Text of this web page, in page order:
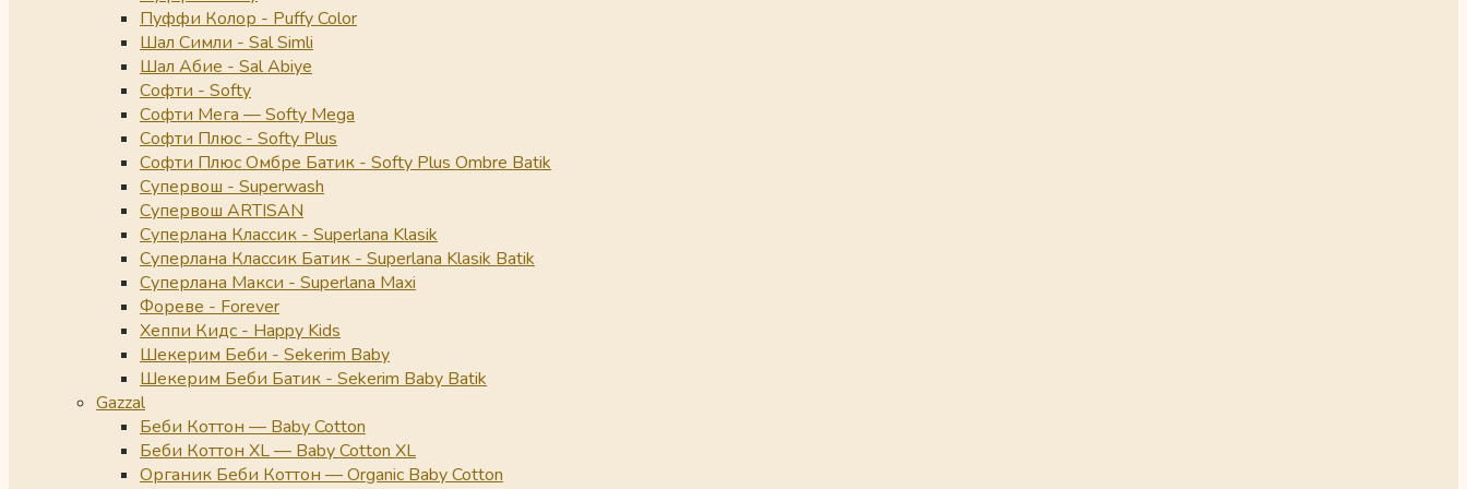
Пуффи Колор - Puffy Color
Шал Симли - Sal Simli
Шал Абие - Sal Abiye
Софти - Softy
Софти Мега — Softy Mega
Софти Плюс - Softy Plus
Софти Плюс Омбре Батик - Softy Plus Ombre Batik
Супервош - Superwash
Супервош ARTISAN
Суперлана Классик - Superlana Klasik
Суперлана Классик Батик - Superlana Klasik Batik
Суперлана Макси - Superlana Maxi
Фореве - Forever
Хеппи Кидс - Happy Kids
Шекерим Беби - Sekerim Baby
Шекерим Беби Батик - Sekerim Baby Batik
Gazzal
Беби Коттон — Baby Cotton
Беби Коттон XL — Baby Cotton XL
Органик Беби Коттон — Organic Baby Cotton